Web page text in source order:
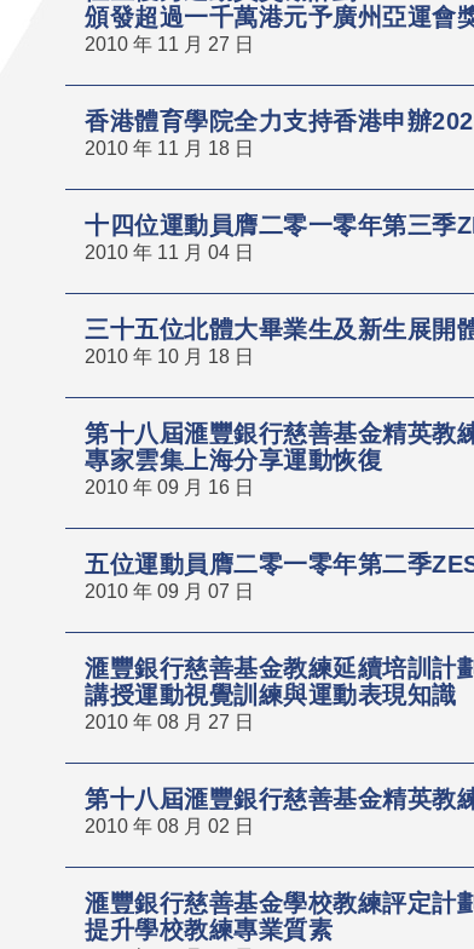
頒發超過一千萬港元予廣州亞運會
2010 年 11 月 27 日
香港體育學院全力支持香港申辦
2010 年 11 月 18 日
十四位運動員膺二零一零年第三季
2010 年 11 月 04 日
三十五位北體大畢業生及新生展開
2010 年 10 月 18 日
第十八屆滙豐銀行慈善基金精英教
專家雲集上海分享運動恢復
2010 年 09 月 16 日
五位運動員膺二零一零年第二季
2010 年 09 月 07 日
滙豐銀行慈善基金教練延續培訓計
講授運動視覺訓練與運動表現知識
2010 年 08 月 27 日
第十八屆滙豐銀行慈善基金精英教
2010 年 08 月 02 日
滙豐銀行慈善基金學校教練評定計
提升學校教練專業質素